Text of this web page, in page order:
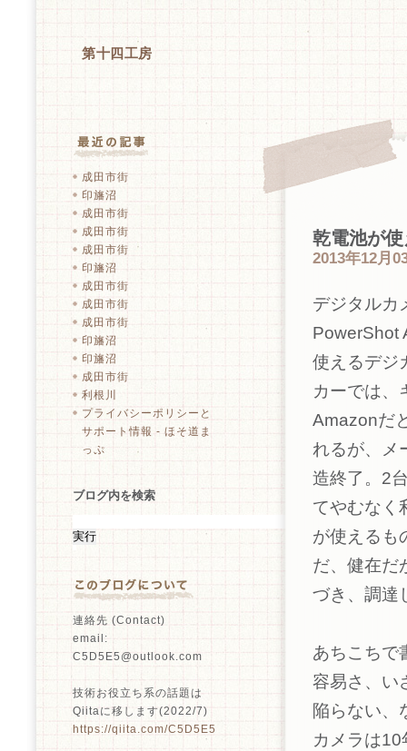
第十四工房
成田市街
印旛沼
成田市街
成田市街
成田市街
印旛沼
成田市街
成田市街
成田市街
印旛沼
印旛沼
成田市街
利根川
プライバシーポリシーと
サポート情報 - ほそ道ま
っぷ
ブログ内を検索
連絡先 (Contact)
email:
C5D5E5@outlook.com
技術お役立ち系の話題は
Qiitaに移します(2022/7)
https://qiita.com/C5D5E5
乾電池が
2013年12月
デジタルカ
PowerShot
使えるデジ
カーでは、
Amazonだ
れるが、メ
造終了。2
てやむなく
が使えるも
だ、健在だ
づき、調達
あちこちで
容易さ、い
陥らない、
カメラは